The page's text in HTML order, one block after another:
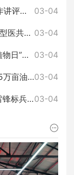
我市召开2024年项目建设大会战工作讲评暨2025年园区项目建设大会战工作动员会 王文华 刘琦出席 03-04
王文华专题调研全市卫生健康及紧密型医共体建设工作 刘琦参加 03-04
市林业局开展第十二个“世界野生动植物日”主题宣传活动 03-04
寒潮突袭 市农业农村局积极做好20.5万亩油菜田间管理和防寒工作03-04
市政务服务中心获评“湖南省岗位学雷锋标兵集体”称号03-04